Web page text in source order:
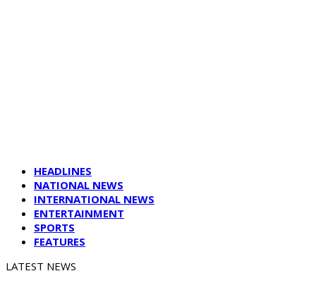
HEADLINES
NATIONAL NEWS
INTERNATIONAL NEWS
ENTERTAINMENT
SPORTS
FEATURES
LATEST NEWS